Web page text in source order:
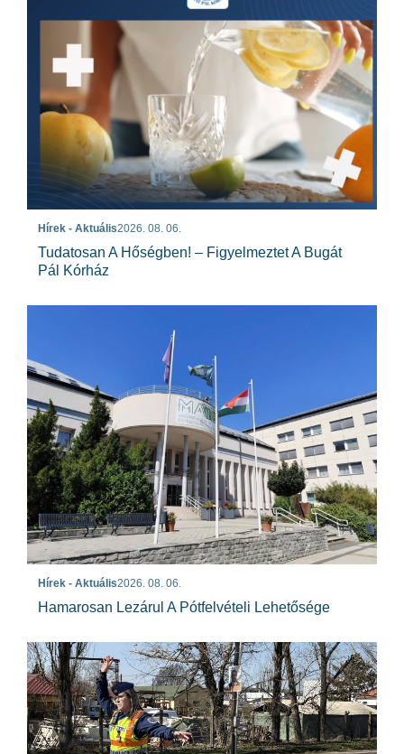
Hírek - Aktuális2026. 08. 06.
Tudatosan A Hőségben! – Figyelmeztet A Bugát
Pál Kórház
Hírek - Aktuális2026. 08. 06.
Hamarosan Lezárul A Pótfelvételi Lehetősége